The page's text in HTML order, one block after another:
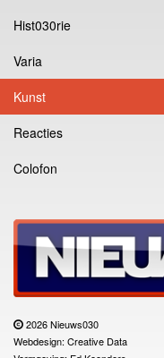
Hist030rie
Varia
Kunst
Reacties
Colofon
2026 Nieuws030
Webdesign: Creative Data